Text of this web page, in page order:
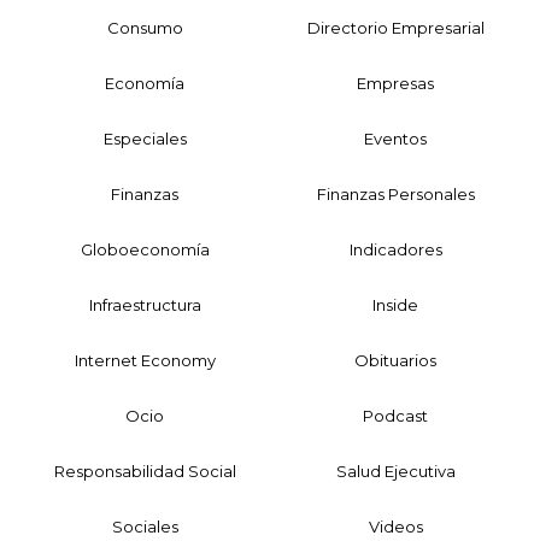
Consumo Directorio Empresarial
Economía Empresas
Especiales Eventos
Finanzas Finanzas Personales
Globoeconomía Indicadores
Infraestructura Inside
Internet Economy Obituarios
Ocio Podcast
Responsabilidad Social Salud Ejecutiva
Sociales Videos